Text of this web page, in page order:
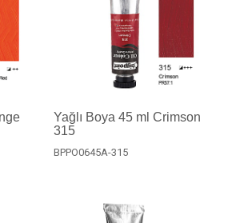
Yağlı Boya 45 ml Crimson
315
BPPO0645A-315